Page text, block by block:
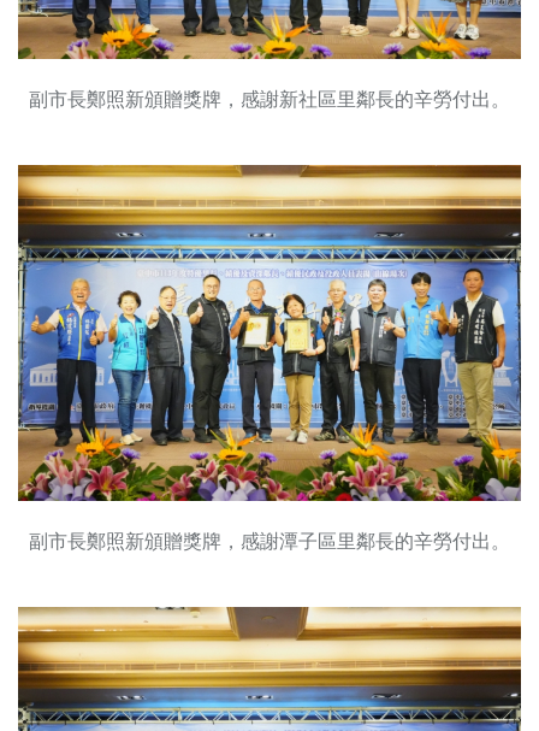
副市長鄭照新頒贈獎牌，感謝新社區里鄰長的辛勞付出。
副市長鄭照新頒贈獎牌，感謝潭子區里鄰長的辛勞付出。